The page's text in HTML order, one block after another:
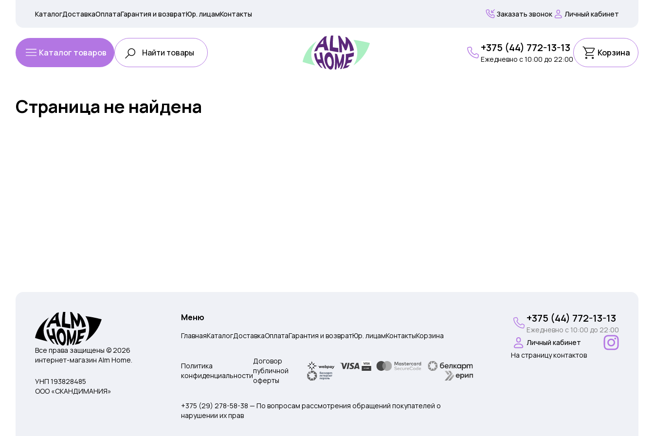
КаталогДоставкаОплатаГарантия и возвратЮр. лицамКонтакты Заказать звонок Личный кабинет
Каталог товаров +375 (44) 772-13-13
Ежедневно c 10:00 до 22:00
Корзина
Страница не найдена
Все права защищены © 2026
интернет-магазин Alm Home.
УНП 193828485
ООО «СКАНДИМАНИЯ»
Меню
ГлавнаяКаталогДоставкаОплатаГарантия и возвратЮр. лицамКонтактыКорзина
Политика
конфиденциальности
Договор
публичной
оферты
+375 (29) 278-58-38 — По вопросам рассмотрения обращений покупателей о
нарушении их прав
+375 (44) 772-13-13
Ежедневно c 10:00 до 22:00
Личный кабинет
На страницу контактов